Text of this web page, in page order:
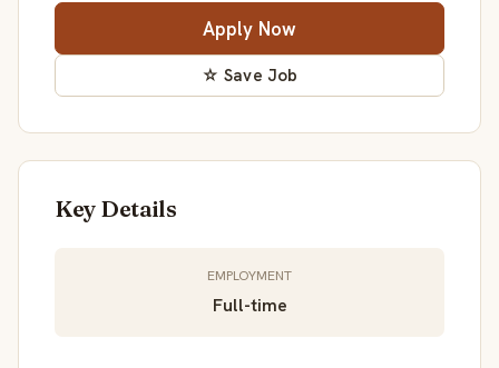
Apply Now
☆ Save Job
Key Details
EMPLOYMENT
Full-time